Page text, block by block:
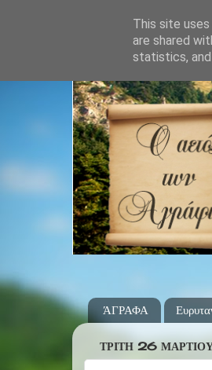
ΆΓΡΑΦΑ
ΤΡΊΤΗ 26
This site
are shared
statistics,